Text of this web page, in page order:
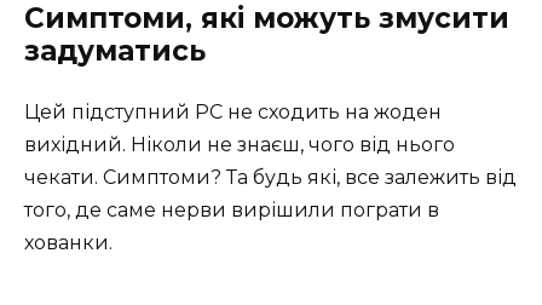
Симптоми, які можуть змусити
задуматись
Цей підступний РС не сходить на жоден
вихідний. Ніколи не знаєш, чого від нього
чекати. Симптоми? Та будь які, все залежить від
того, де саме нерви вирішили пограти в
хованки.